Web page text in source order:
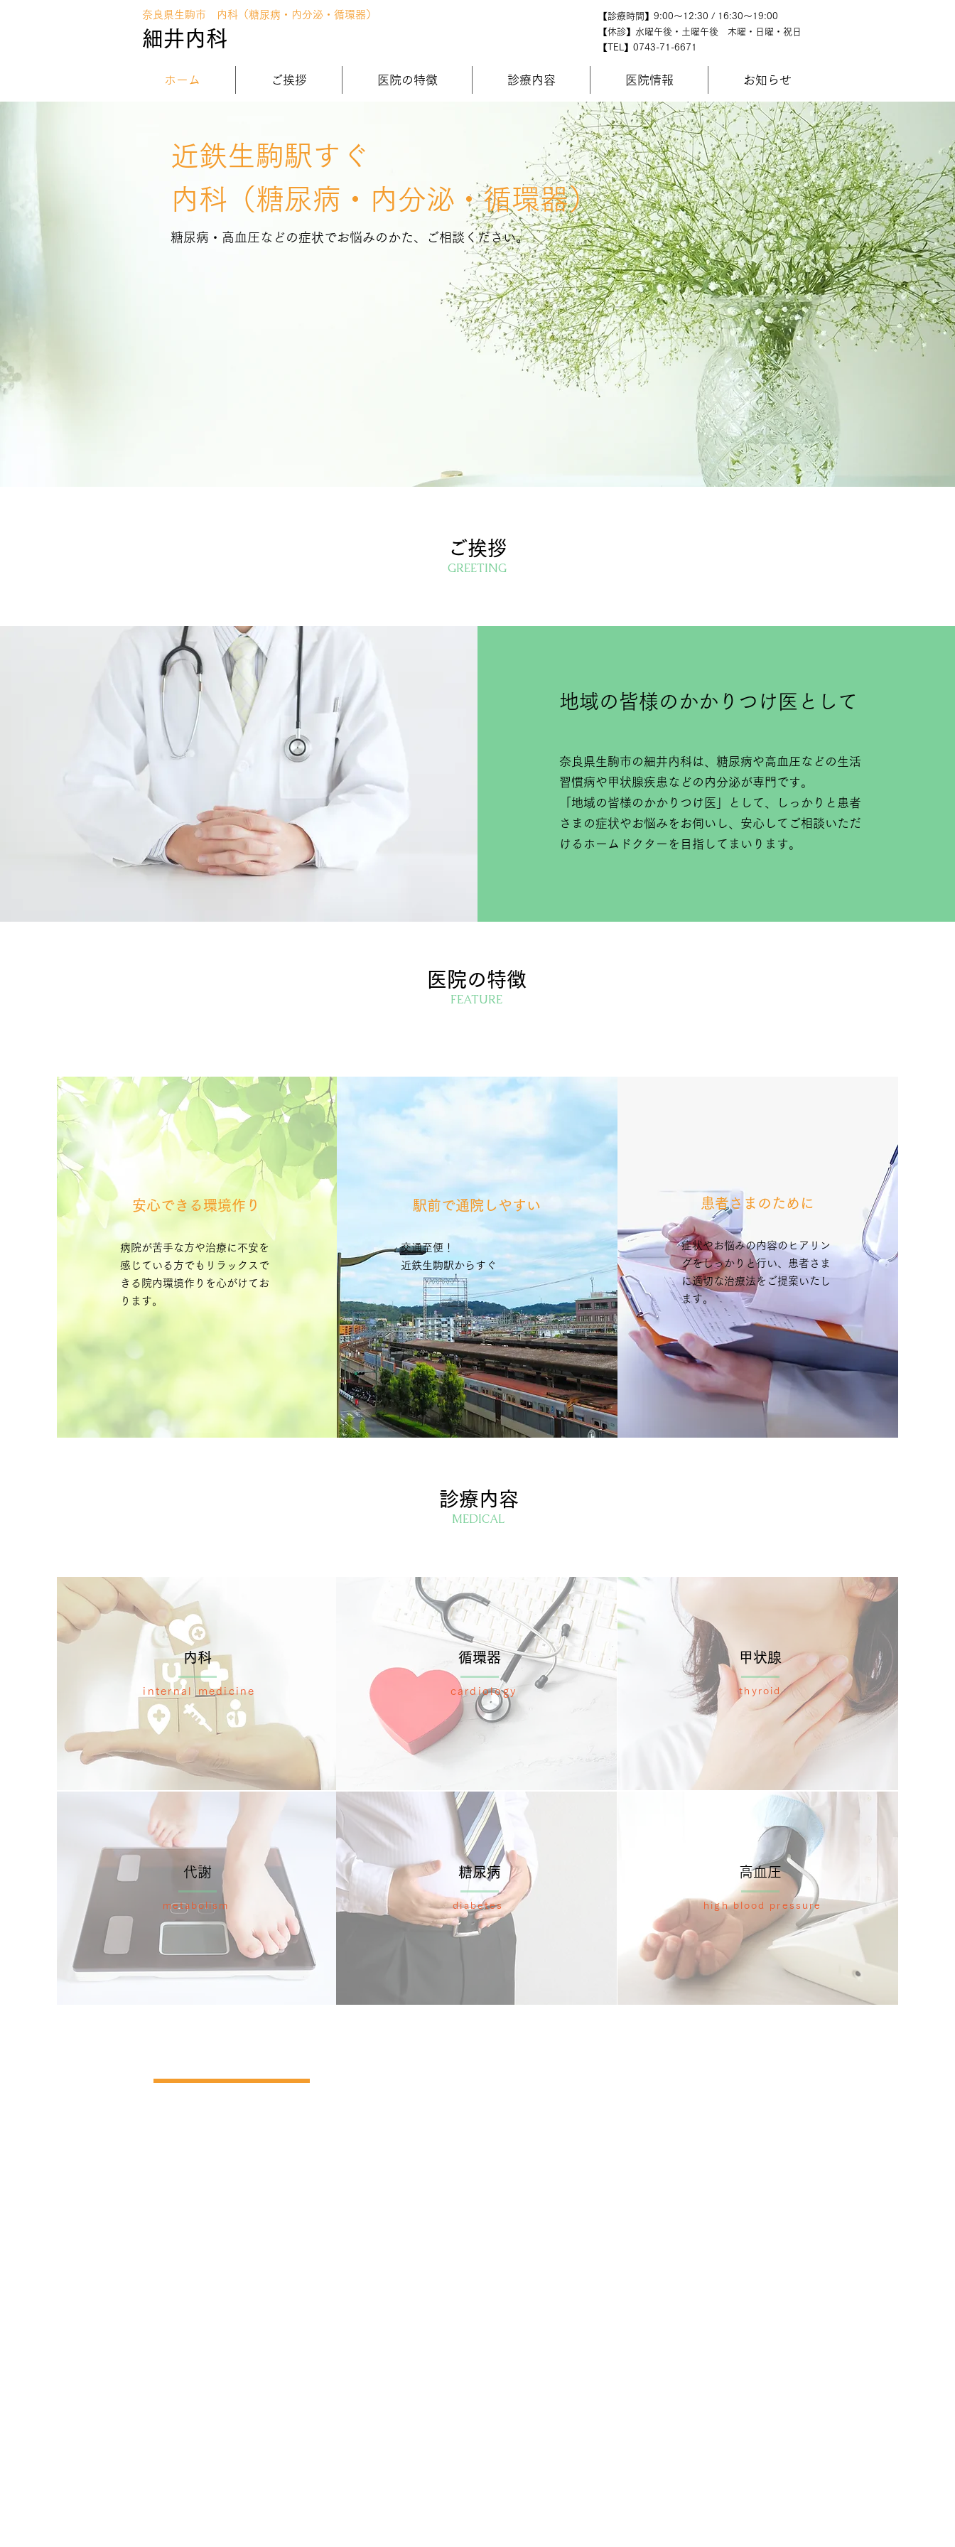
奈良県生駒市 内科（糖尿病・内分泌・循環器）
細井内科
【診療時間】9:00～12:30 / 16:30～19:00
【休診】水曜午後・土曜午後 木曜・日曜・祝日
【TEL】 0743-71-6671
ホーム ご挨拶 医院の特徴 診療内容 医院情報 お知らせ
近鉄生駒駅すぐ
内科（糖尿病・内分泌・循環器）
​糖尿病・高血圧などの症状でお悩みのかた、ご相談ください。
ご挨拶
GREETING
地域の皆様のかかりつけ医として
奈良県生駒市の細井内科は、糖尿病や高血圧などの生活
習慣病や甲状腺疾患などの内分泌が専門です。
「地域の皆様のかかりつけ医」として、しっかりと患者
さまの症状やお悩みをお伺いし、安心してご相談いただ
けるホームドクターを目指してまいります。
医院の特徴
FEATURE
安心できる環境作り
病院が苦手な方や治療に不安を
感じている方でもリラックスで
きる院内環境作りを心がけてお
ります。
​駅前で通院しやすい
交通至便！
近鉄生駒駅からすぐ
​患者さまのために
症状やお悩みの内容のヒアリン
グをしっかりと行い、患者さま
に適切な治療法をご提案いたし
ます。
診療内容
MEDICAL
​内科
internal medicine
循環器
cardiology
甲状腺
thyroid
代謝
metabolism
​糖尿病
diabetes
高血圧
high blood pressure